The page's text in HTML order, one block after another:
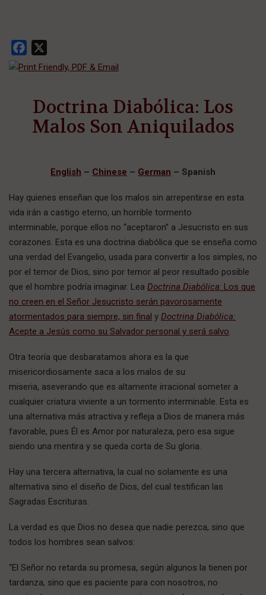
Facebook
Doctrina Diabólica: Los
Malos Son Aniquilados
English – Chinese – German – Spanish
Hay quienes enseñan que los malos sin arrepentirse en esta
vida irán a castigo eterno, un horrible tormento
interminable, porque ellos no “aceptaron” a Jesucristo en sus
corazones. Esta es una doctrina diabólica que se enseña como
una verdad del Evangelio, usada para convertir a los simples, no
por el temor de Dios, sino por temor al peor resultado posible
que el hombre podría imaginar. Lea Doctrina Diabólica: Los que
no creen en el Señor Jesucristo serán pavorosamente
atormentados para siempre, sin final y Doctrina Diabólica:
Acepte a Jesús como su Salvador personal y será salvo
Otra teoría que desbaratamos ahora es la que
misericordiosamente saca a los malos de su
miseria, aseverando que es altamente irracional someter a
cualquier criatura viviente a un tormento interminable. Esta es
una alternativa más atractiva y refleja a Dios de manera más
favorable, pues Él es Amor por naturaleza, pero esa sigue
siendo una mentira y se queda corta de Su gloria.
Hay una tercera alternativa, la cual no solamente es una
alternativa sino el diseño de Dios, del cual testifican las
Sagradas Escrituras.
La verdad es que Dios no desea que nadie perezca, sino que
todos los hombres sean salvos:
“El Señor no retarda su promesa, según algunos la tienen por
tardanza, sino que es paciente para con nosotros, no